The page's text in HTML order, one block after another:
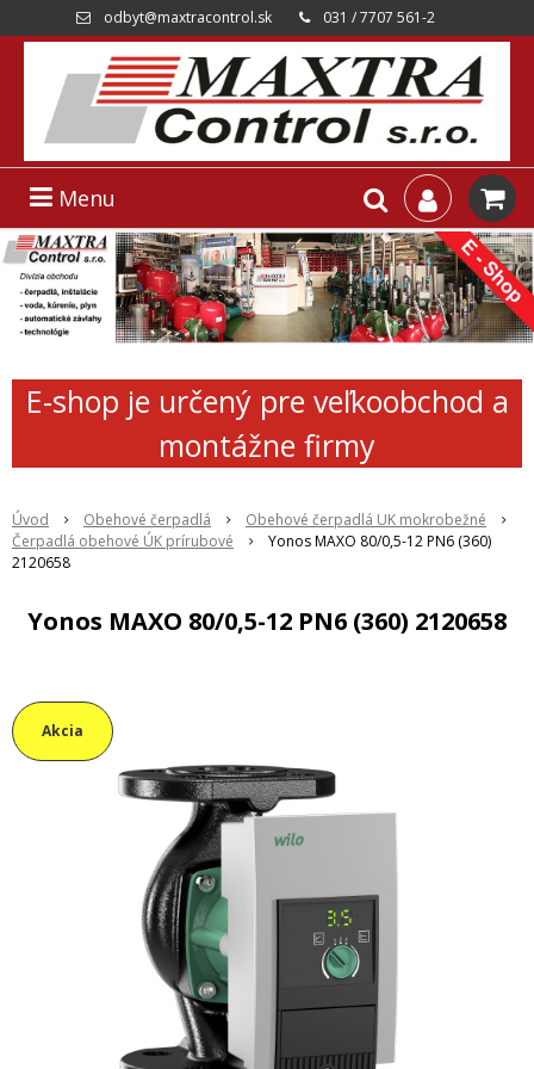
odbyt@maxtracontrol.sk 031 / 7707 561-2
Menu
E-shop je určený pre veľkoobchod a
montážne firmy
Úvod Obehové čerpadlá
Obehové čerpadlá UK mokrobežné
Čerpadlá obehové ÚK prírubové
Yonos MAXO 80/0,5-12 PN6 (360)
2120658
Yonos MAXO 80/0,5-12 PN6 (360) 2120658
Akcia